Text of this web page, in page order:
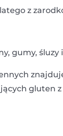
z
gumy,
gluten